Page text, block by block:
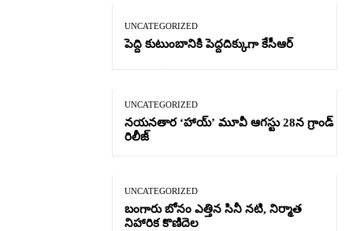
UNCATEGORIZED
పెద్ది కుటుంబానికి పెద్దదిక్కుగా కేసీఆర్
UNCATEGORIZED
నయనతార ‘హాయ్’ మూవీ ఆగస్టు 28న గ్రాండ్
రిలీజ్
UNCATEGORIZED
బంగారు బోనం ఎత్తిన సినీ నటి, నిర్మాత
నిహారిక కొణిదెల